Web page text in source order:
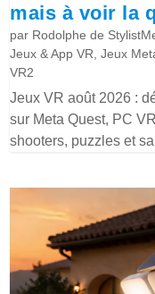
mais à voir la
par Rodolphe de
Jeux & App VR ,Jeux
VR2
Jeux VR août 2026 :
sur Meta Quest, PC
shooters, puzzles et